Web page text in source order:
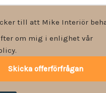
till att Mike Interiör
om mig i enlighet vår